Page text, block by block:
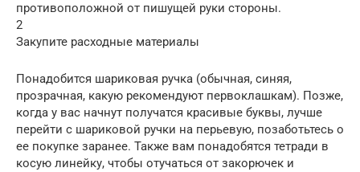
противоположной от пишущей руки стороны.
2
Закупите расходные материалы
Понадобится шариковая ручка (обычная, синяя,
прозрачная, какую рекомендуют первоклашкам). Позже,
когда у вас начнут получатся красивые буквы, лучше
перейти с шариковой ручки на перьевую, позаботьтесь о
ее покупке заранее. Также вам понадобятся тетради в
косую линейку, чтобы отучаться от закорючек и